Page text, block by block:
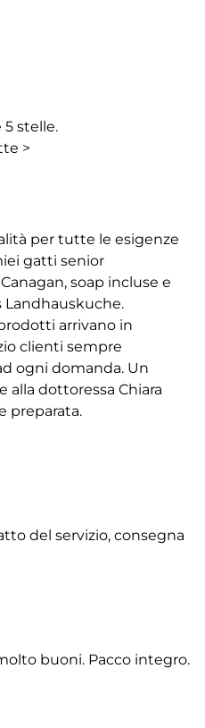
5 stelle.
>
per tutte le esigenze
gatti senior
soap incluse e
Landhauskuche.
arrivano in
clienti sempre
ogni domanda. Un
alla dottoressa Chiara
preparata.
del servizio, consegna
buoni. Pacco integro.